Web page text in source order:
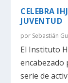
CELEBRA
JUVENTUD
por Sebastián
El Instituto
encabezado
serie de